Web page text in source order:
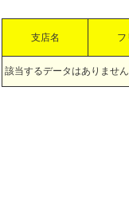
支店名 フ
該当するデータはありません